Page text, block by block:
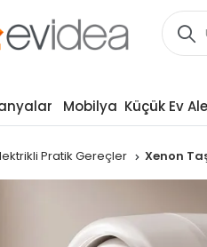
Mobilya Küçük Ev
Pratik Gereçler Xenon